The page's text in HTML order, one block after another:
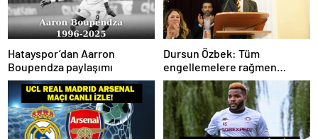
Hatayspor’dan Aarron
Boupendza paylaşımı
Dursun Özbek: Tüm
engellemelere rağmen
hedefimize ilerliyoruz